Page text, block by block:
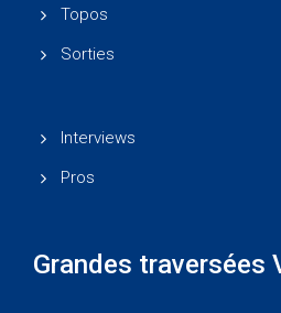
Topos
Sorties
Interviews
Pros
Grandes traversées